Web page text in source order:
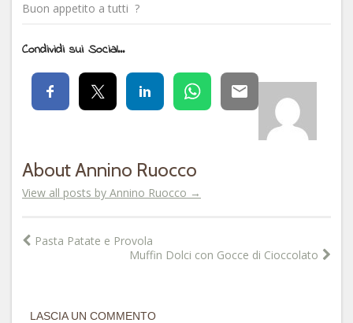
Buon appetito a tutti ?
Condividi sui Social...
About Annino Ruocco
View all posts by Annino Ruocco →
Pasta Patate e Provola
Muffin Dolci con Gocce di Cioccolato
LASCIA UN COMMENTO